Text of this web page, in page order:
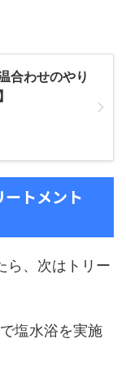
合わせのやり
トメント
ら、次はトリー
塩水浴を実施